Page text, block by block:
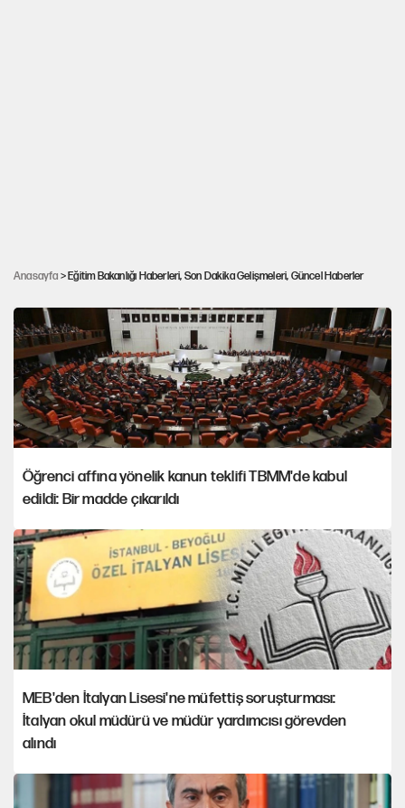
Anasayfa > Eğitim Bakanlığı Haberleri, Son Dakika Gelişmeleri, Güncel Haberler
topar gönderildi: 12punto belgeye erişti
Öğrenci affına yönelik kanun teklifi TBMM'de kabul
edildi: Bir madde çıkarıldı
MEB'den İtalyan Lisesi'ne müfettiş soruşturması:
İtalyan okul müdürü ve müdür yardımcısı görevden
alındı